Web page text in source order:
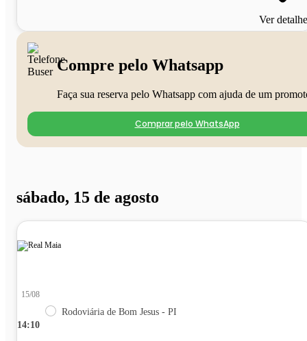
Ver
Compre pelo Whatsapp
Faça sua reserva pelo Whatsapp com ajuda de um
Comprar pelo WhatsApp
sábado, 15 de agosto
14:10
15/08
Rodoviária de Bom Jesus - PI